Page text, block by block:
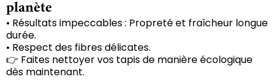
planète
• Résultats impeccables : Propreté et fraîcheur longue
durée.
• Respect des fibres délicates.
👉 Faites nettoyer vos tapis de manière écologique
dès maintenant.